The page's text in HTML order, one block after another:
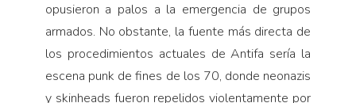
opusieron a palos a la emergencia de grupos
armados. No obstante, la fuente más directa de
los procedimientos actuales de Antifa sería la
escena punk de fines de los 70, donde neonazis
y skinheads fueron repelidos violentamente por